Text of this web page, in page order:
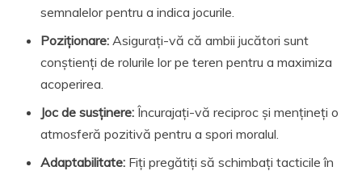
semnalelor pentru a indica jocurile.
Poziționare: Asigurați-vă că ambii jucători sunt
conștienți de rolurile lor pe teren pentru a maximiza
acoperirea.
Joc de susținere: Încurajați-vă reciproc și mențineți o
atmosferă pozitivă pentru a spori moralul.
Adaptabilitate: Fiți pregătiți să schimbați tacticile în